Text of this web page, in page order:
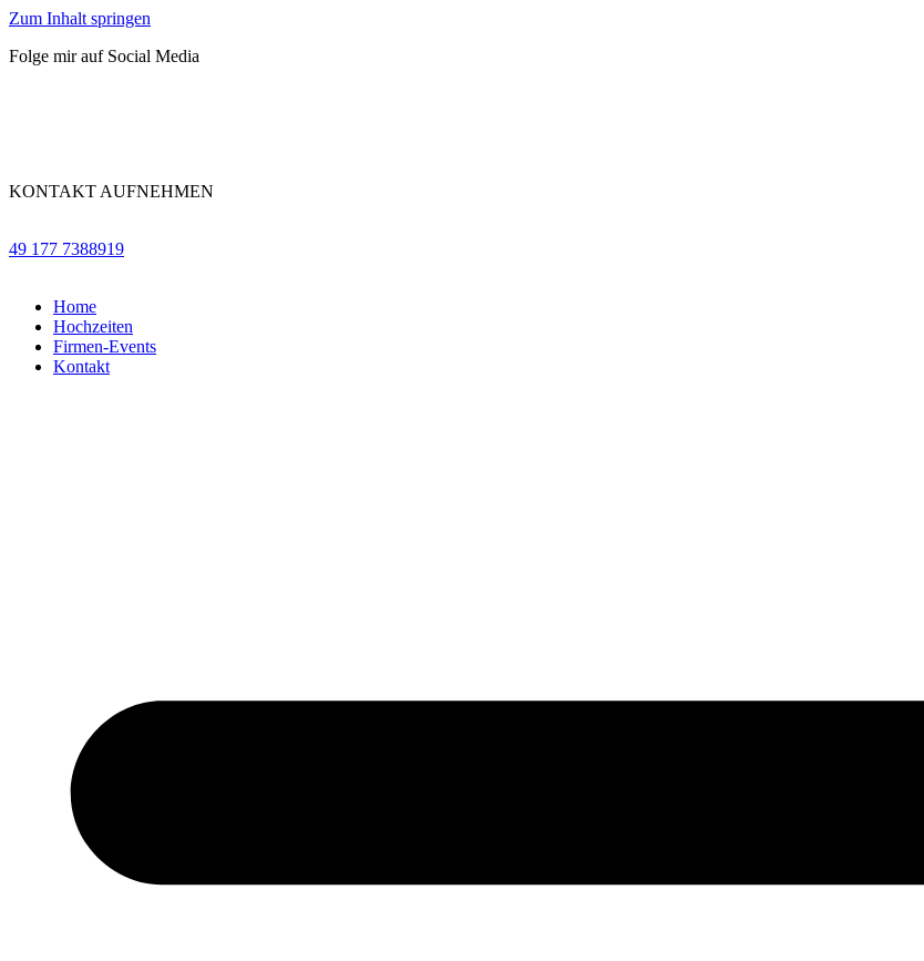
Zum Inhalt springen
Folge mir auf Social Media
KONTAKT AUFNEHMEN
49 177 7388919
Home
Hochzeiten
Firmen-Events
Kontakt